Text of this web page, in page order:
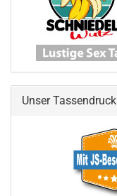
Unser Tassendruck